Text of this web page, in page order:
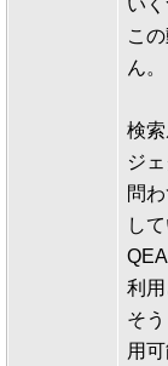
い
こ
ん。
検
ジ
問
し
利用
そ
用